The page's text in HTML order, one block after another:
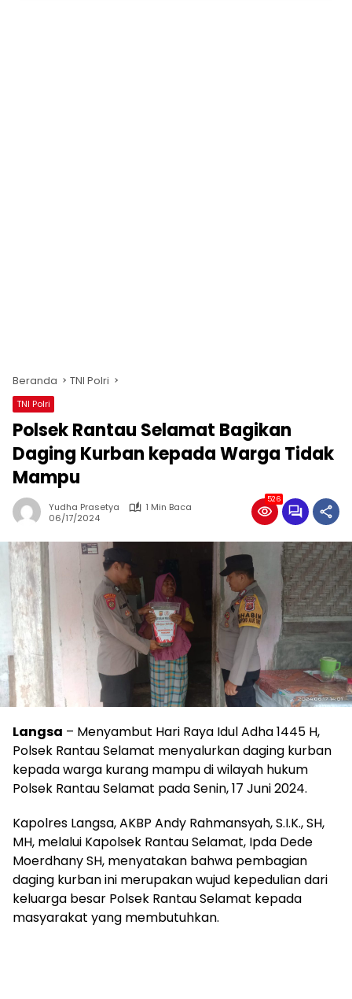
Beranda TNI Polri
TNI Polri
Polsek Rantau Selamat Bagikan
Daging Kurban kepada Warga Tidak
Mampu
Yudha Prasetya
1 Min Baca
06/17/2024
526
Langsa – Menyambut Hari Raya Idul Adha 1445 H,
Polsek Rantau Selamat menyalurkan daging kurban
kepada warga kurang mampu di wilayah hukum
Polsek Rantau Selamat pada Senin, 17 Juni 2024.
Kapolres Langsa, AKBP Andy Rahmansyah, S.I.K., SH,
MH, melalui Kapolsek Rantau Selamat, Ipda Dede
Moerdhany SH, menyatakan bahwa pembagian
daging kurban ini merupakan wujud kepedulian dari
keluarga besar Polsek Rantau Selamat kepada
masyarakat yang membutuhkan.